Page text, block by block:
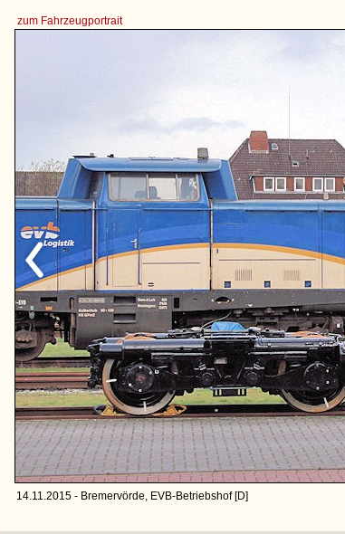
zum Fahrzeugportrait
14.11.2015 - Bremervörde, EVB-Betriebshof [D]